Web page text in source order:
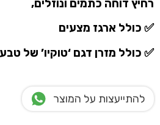
רחיץ דוחה כתמים ונוזלים,
✅ כולל ארגז מצעים
✅ כולל מזרן דגם ‘טוקיו’ של
להתייעצות על המוצר